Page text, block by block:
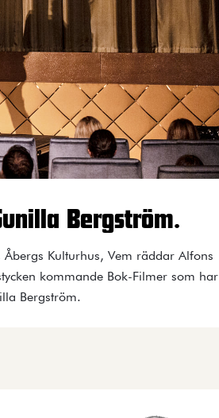
Bergström.
Kulturhus, Vem räddar Alfons
kommande Bok-Filmer som har
Bergström.